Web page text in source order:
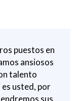
puestos en
ansiosos
talento
es usted, por
sus